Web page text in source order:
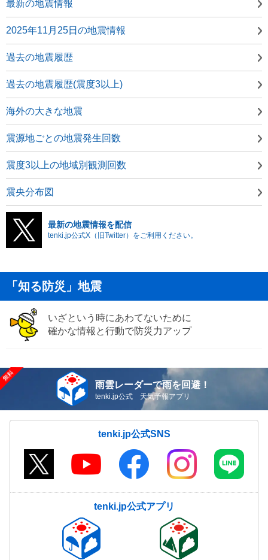
最新の地震情報
2025年11月25日の地震情報
過去の地震履歴
過去の地震履歴(震度3以上)
海外の大きな地震
震源地ごとの地震発生回数
震度3以上の地域別観測回数
震央分布図
最新の地震情報を配信
tenki.jp公式X（旧Twitter）をご利用ください。
「知る防災」地震
いざという時にあわてないために
確かな情報と行動で防災力アップ
雨雲レーダーで雨を回避！
tenki.jp公式 天気予報アプリ
tenki.jp公式SNS
tenki.jp公式アプリ